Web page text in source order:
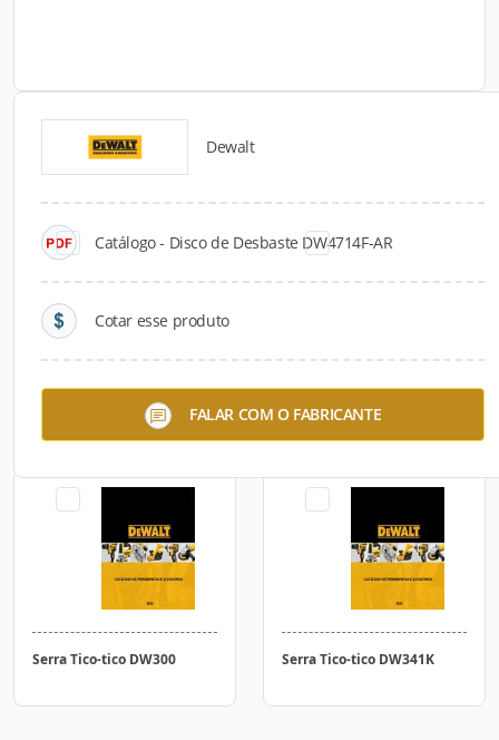
Dewalt
Catálogo - Disco de Desbaste DW4714F-AR
Cotar esse produto
FALAR COM O FABRICANTE
Catálogos para Download
Serra Sabre DW311K
Serra Tico-tico DW300 Serra Tico-tico DW341K